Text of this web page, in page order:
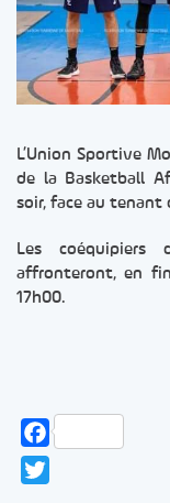
L’Union Sportive
de la Basketball
soir, face au tenant
Les coéquipiers
affronteront, en
17h00.